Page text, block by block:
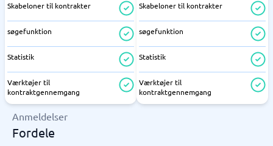
Skabeloner til kontrakter
søgefunktion
Statistik
Værktøjer til
kontraktgennemgang
Skabeloner til kontrakter
søgefunktion
Statistik
Værktøjer til
kontraktgennemgang
Anmeldelser
Fordele